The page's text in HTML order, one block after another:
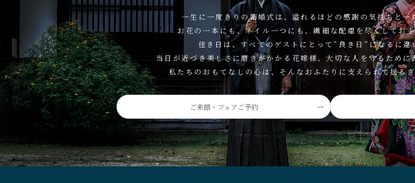
一生に一度きりの結婚式は、溢れるほどの感謝の気持ちと一
お花の一本にも、ネイル一つにも、繊細な配慮を尽くしてお手
佳き日は、すべてのゲストにとって”良き日”になるに違
当日が近づき美しさに磨きがかかる花嫁様、大切な人を守るために
私たちのおもてなしの心は、そんなおふたりに支えられて揺る
ご来館・フェアご予約